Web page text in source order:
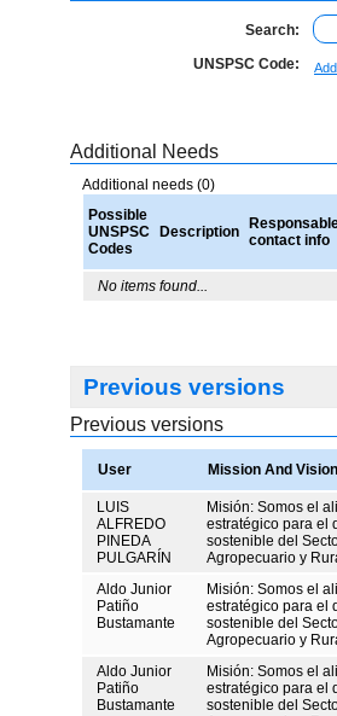
Search:
UNSPSC Code:
Additional Needs
Additional needs (0)
Possible
UNSPSC
Codes
Description contact info
No items found...
Previous versions
Previous versions
User Mission And Vision
LUIS
ALFREDO
PINEDA
PULGARÍN
Misión: Somos el
estratégico para el
sostenible del
Agropecuario y
Aldo Junior
Patiño
Bustamante
Misión: Somos el
estratégico para el
sostenible del
Agropecuario y
Aldo Junior
Patiño
Bustamante
Misión: Somos el
estratégico para el
sostenible del